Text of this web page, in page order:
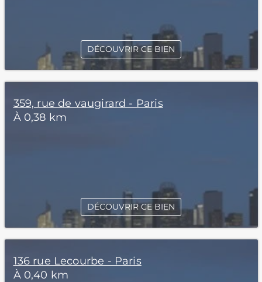
DÉCOUVRIR CE BIEN
359, rue de vaugirard - Paris
À 0,38 km
DÉCOUVRIR CE BIEN
136 rue Lecourbe - Paris
À 0,40 km